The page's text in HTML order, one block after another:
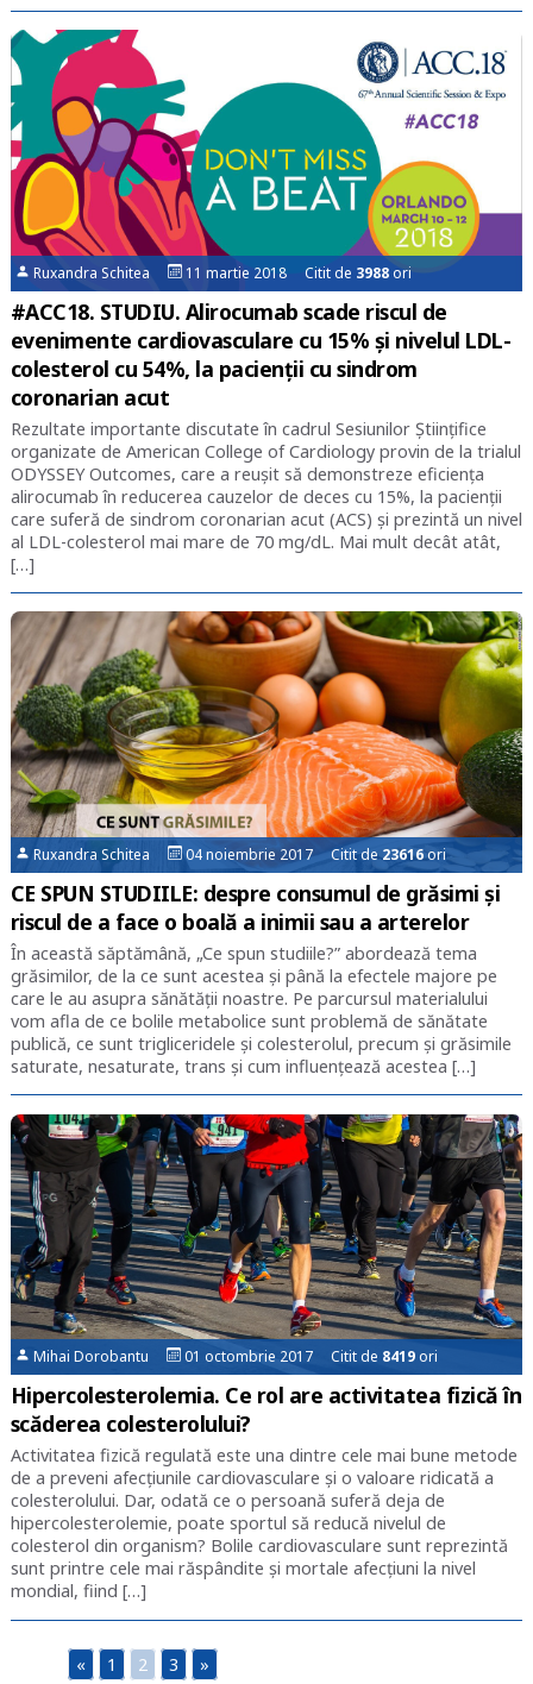
Ruxandra Schitea 11 martie 2018 Citit de 3988ori
#ACC18. STUDIU. Alirocumab scade riscul de
evenimente cardiovasculare cu 15% și nivelul LDL-
colesterol cu 54%, la pacienții cu sindrom
coronarian acut
Rezultate importante discutate în cadrul Sesiunilor Științifice
organizate de American College of Cardiology provin de la trialul
ODYSSEY Outcomes, care a reușit să demonstreze eficiența
alirocumab în reducerea cauzelor de deces cu 15%, la pacienții
care suferă de sindrom coronarian acut (ACS) și prezintă un nivel
al LDL-colesterol mai mare de 70 mg/dL. Mai mult decât atât,
[…]
Ruxandra Schitea 04 noiembrie 2017 Citit de23616ori
CE SPUN STUDIILE: despre consumul de grăsimi și
riscul de a face o boală a inimii sau a arterelor
În această săptămână, „Ce spun studiile?” abordează tema
grăsimilor, de la ce sunt acestea și până la efectele majore pe
care le au asupra sănătății noastre. Pe parcursul materialului
vom afla de ce bolile metabolice sunt problemă de sănătate
publică, ce sunt trigliceridele și colesterolul, precum și grăsimile
saturate, nesaturate, trans și cum influențează acestea […]
Mihai Dorobantu 01 octombrie 2017 Citit de 8419ori
Hipercolesterolemia. Ce rol are activitatea fizică în
scăderea colesterolului?
Activitatea fizică regulată este una dintre cele mai bune metode
de a preveni afecțiunile cardiovasculare și o valoare ridicată a
colesterolului. Dar, odată ce o persoană suferă deja de
hipercolesterolemie, poate sportul să reducă nivelul de
colesterol din organism? Bolile cardiovasculare sunt reprezintă
sunt printre cele mai răspândite și mortale afecțiuni la nivel
mondial, fiind […]
« 1 2 3 »